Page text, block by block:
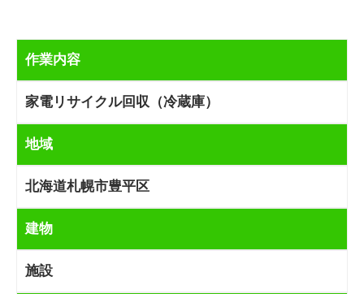
作業内容
家電リサイクル回収（冷蔵庫）
地域
北海道札幌市豊平区
建物
施設